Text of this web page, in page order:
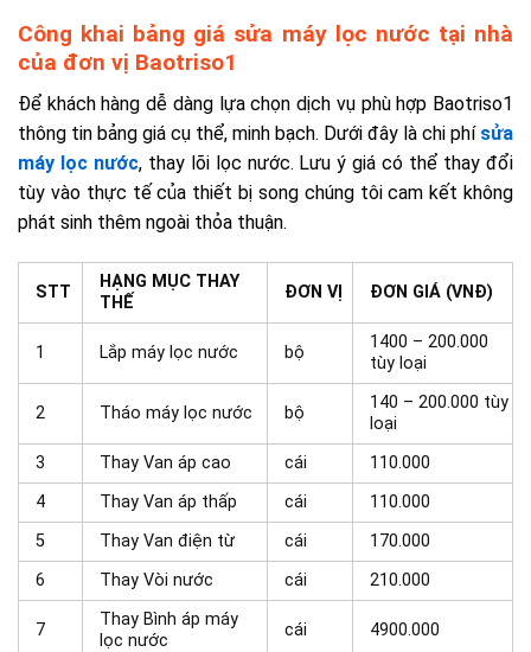
Công khai bảng giá sửa máy lọc nước tại nhà
của đơn vị Baotriso1
Để khách hàng dễ dàng lựa chọn dịch vụ phù hợp Baotriso1
thông tin bảng giá cụ thể, minh bạch. Dưới đây là chi phí sửa
máy lọc nước, thay lõi lọc nước. Lưu ý giá có thể thay đổi
tùy vào thực tế của thiết bị song chúng tôi cam kết không
phát sinh thêm ngoài thỏa thuận.
STT
HẠNG MỤC THAY
THẾ
ĐƠN VỊ ĐƠN GIÁ (VNĐ)
1 Lắp máy lọc nước bộ
1400 – 200.000
tùy loại
2 Tháo máy lọc nước bộ
140 – 200.000 tùy
loại
3
Thay Van áp cao cái
110.000
4
Thay Van áp thấp cái
110.000
5
Thay Van điện từ cái
170.000
6
Thay Vòi nước cái 210.000
7
Thay Bình áp máy
lọc nước
cái 4900.000